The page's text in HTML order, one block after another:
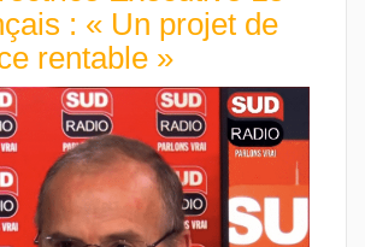
: « Un projet de
rentable »